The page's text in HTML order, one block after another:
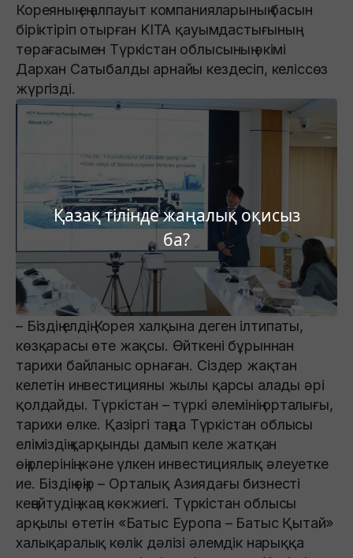
Қазақ тілінде жаңалық оқисыз
ба?
Кореяның ең алпауыт компанияларының басын
біріктіріп отырған KITA қауымдастығының
төрағасымен Түркістан облысының әкімі
Дархан Сатыбалды арнайы кездесіп, келіссөз
жүргізді.
– Біздің елдің Корея халқына деген ілтипаты,
көзқарасы өте жақсы. Өйткені бұрыннан
тарихи байланыс орнаған. Сіздер жақтан
келетін инвестицияны жылы қарсы алады әрі
қолдайды. Түркістан – түркі әлемінің орталығы,
тарихи өлке. Қазіргі таңда Түркістан облысы
еліміздің қарқынды дамып келе жатқан
өңірлерінің және үлкен инвестициялық әлеуетке
ие. Біздің өңір – Орталық Азиядағы бизнесті
кеңейтудің жаңа көкжиегі. Түркістан облысы
арқылы өтетін «Батыс Еуропа – Батыс Қытай»
халықаралық көлік дәлізі әлемдік нарыққа